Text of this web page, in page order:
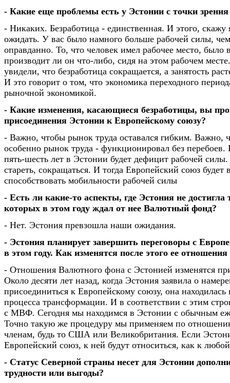
- Какие еще проблемы есть у Эстонии с точки
- Никаких. Безработица - единственная. И этого, скажу
ожидать. У вас было намного больше рабочей силы,
оправданно. То, что человек имел рабочее место, было
производит ли он что-либо, сидя на этом рабочем
увидели, что безработица сокращается, а занятость
И это говорит о том, что экономика переходного
рыночной экономикой.
- Какие изменения, касающиеся безработицы, вы
присоединения Эстонии к Европейскому союзу?
- Важно, чтобы рынок труда оставался гибким. Важно,
особенно рынок труда - функционировал без перебоев.
пять-шесть лет в Эстонии будет дефицит рабочей силы.
стареть, сокращаться. И тогда Европейский союз будет
способствовать мобильности рабочей силы
- Есть ли какие-то аспекты, где Эстония не достигла
которых в этом году ждал от нее Валютный фонд?
- Нет. Эстония превзошла наши ожидания.
- Эстония планирует завершить переговоры с
в этом году. Как изменятся после этого ее
- Отношения Валютного фона с Эстонией изменятся
Около десяти лет назад, когда Эстония заявила о
присоединиться к Европейскому союзу, она находилась
процесса трансформации. И в соответствии с этим
с МВФ. Сегодня мы находимся в Эстонии с обычным
Точно такую же процедуру мы применяем по
членам, будь то США или Великобритания. Если
Европейский союз, к ней будут относиться, как к
- Статус Северной страны несет для Эстонии
трудности или выгоды?